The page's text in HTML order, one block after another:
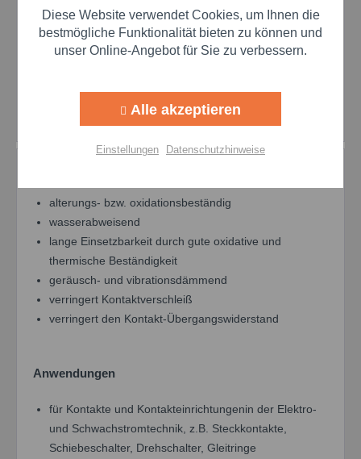
Molyduval Contactin
AY in 400 gr/PA
Abdichtfett für
Elektrokontakte
Molyduval Contactin
AY in 500 gr/PD
Abdichtfett für
Elektrokontakte
Details
alterungs- bzw. oxidationsbeständig
wasserabweisend
lange Einsetzbarkeit durch gute oxidative und
thermische Beständigkeit
geräusch- und vibrationsdämmend
verringert Kontaktverschleiß
verringert den Kontakt-Übergangswiderstand
Anwendungen
für Kontakte und Kontakteinrichtungenin der Elektro-
und Schwachstromtechnik, z.B. Steckkontakte,
Schiebeschalter, Drehschalter, Gleitringe
Marketing Aktiv
Personalisierung Aktiv
Einstellungen speichern
Diese Website verwendet Cookies, um Ihnen die
bestmögliche Funktionalität bieten zu können und
unser Online-Angebot für Sie zu verbessern.
Alle akzeptieren
Einstellungen Datenschutzhinweise